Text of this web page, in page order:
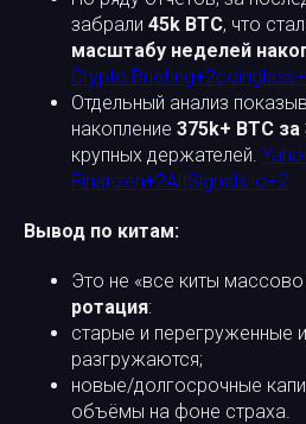
забрали 45k BTC, что
масштабу неделей
Crypto
Отдельный анализ
накопление 375k+ BTC
крупных держателей.
Finanzen+2AltSignals.io+2
Вывод по китам:
Это не «все киты массово
ротация:
старые и перегруженные
разгружаются;
новые/долгосрочные
объёмы на фоне страха.